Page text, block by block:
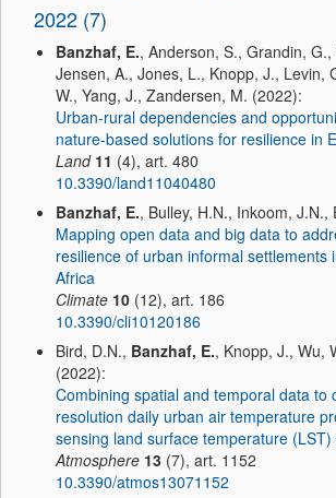
2022 (7)
Banzhaf, E., Anderson, S., Grandin,
Jensen, A., Jones, L., Knopp, J., Levin,
W., Yang, J., Zandersen, M. (2022):
Urban-rural dependencies and
nature-based solutions for resilience in
Land 11 (4), art. 480
10.3390/land11040480
Banzhaf, E., Bulley, H.N., Inkoom, J.N.,
Mapping open data and big data to
resilience of urban informal settlements
Africa
Climate 10 (12), art. 186
10.3390/cli10120186
Bird, D.N., Banzhaf, E., Knopp, J., Wu,
(2022):
Combining spatial and temporal data to
resolution daily urban air temperature
sensing land surface temperature (LST)
Atmosphere 13 (7), art. 1152
10.3390/atmos13071152